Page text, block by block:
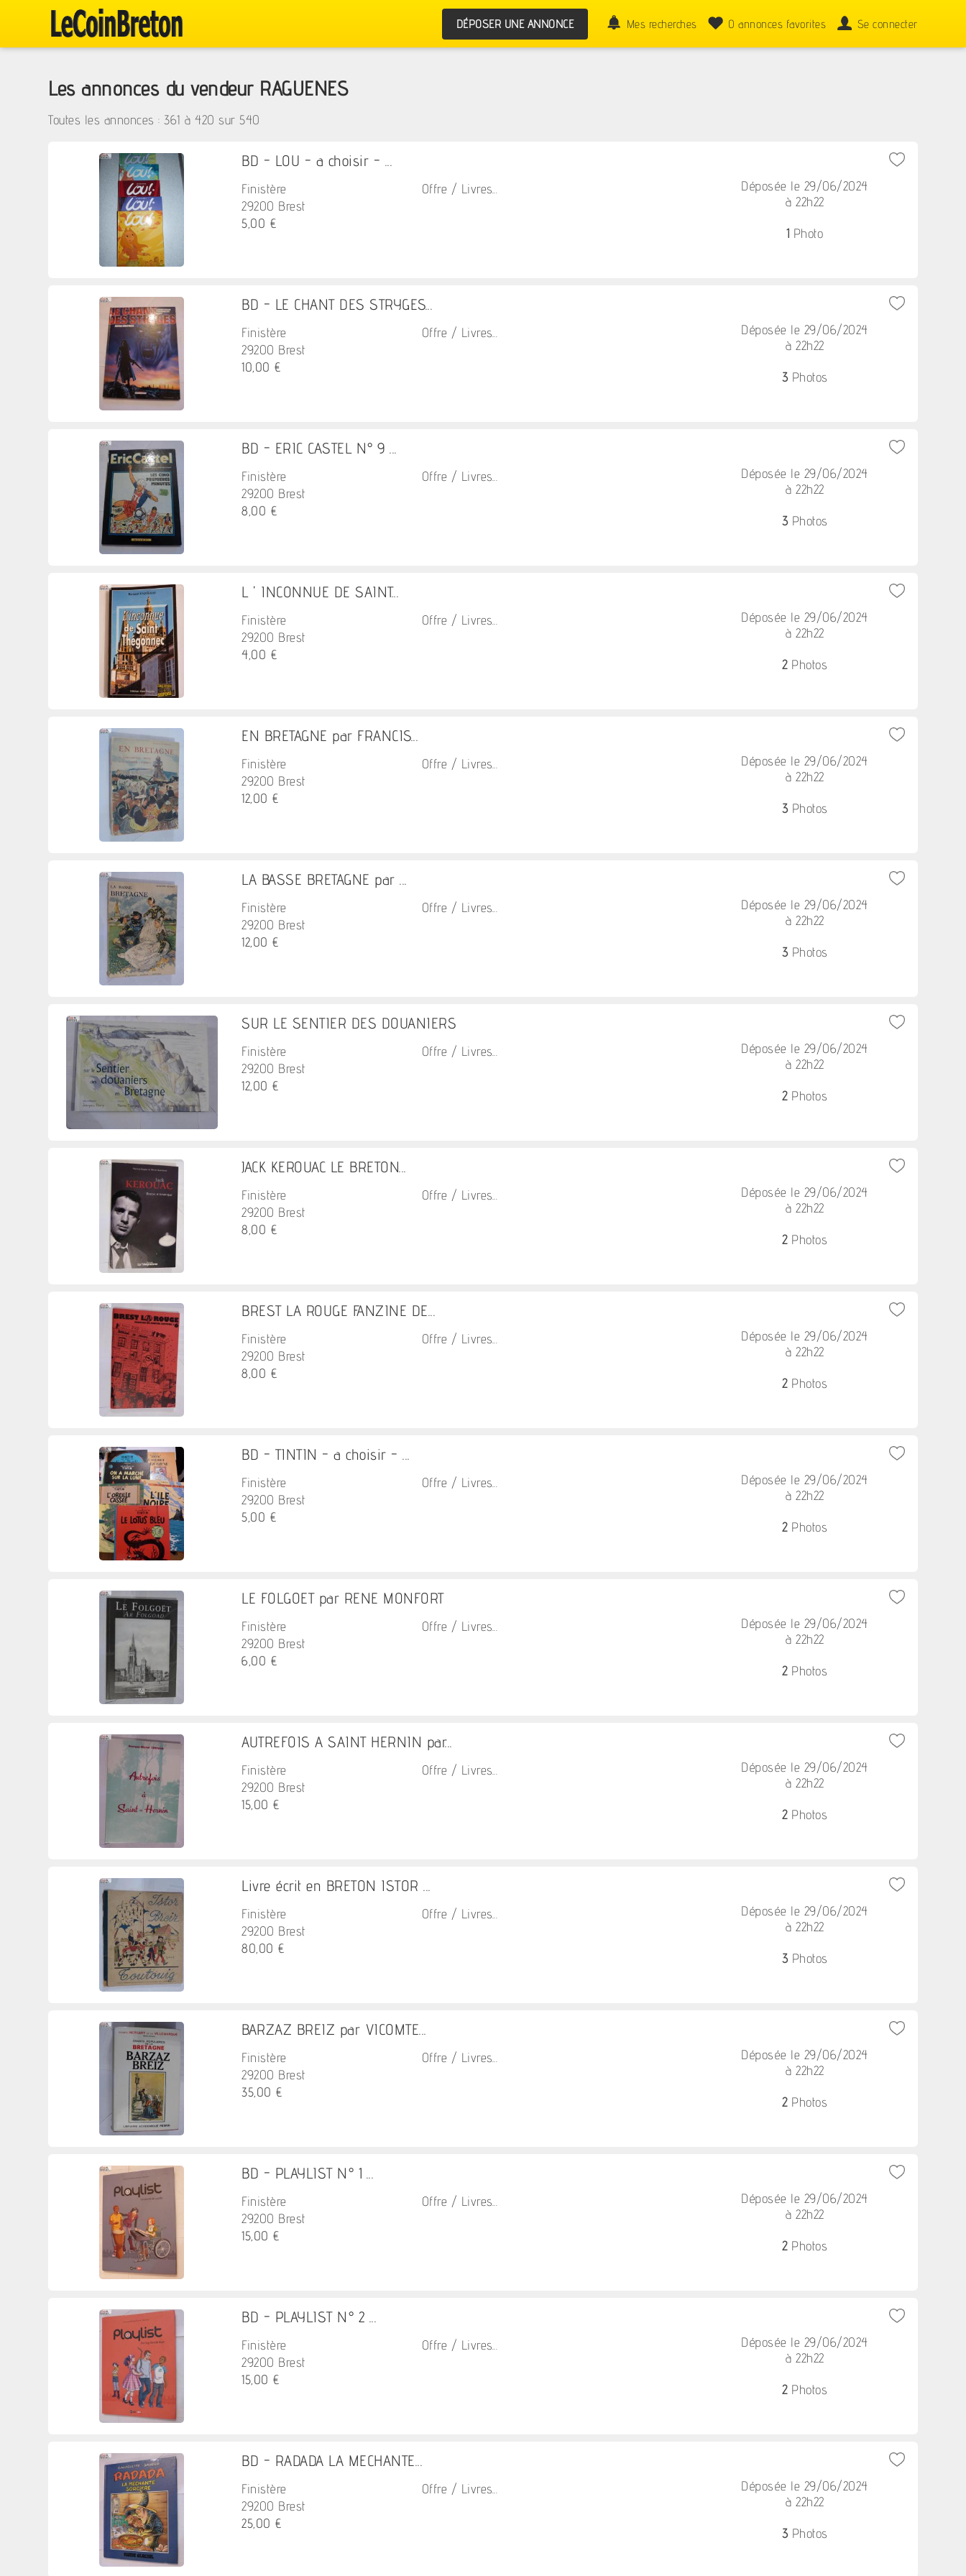
DÉPOSER UNE ANNONCE Mes recherches 0 annonces favorites Se connecter
Les annonces du vendeur RAGUENES
Toutes les annonces : 361 à420 sur540
BD - LOU - a choisir - ...
Finistère
29200 Brest
5,00 €
Offre / Livres...
Déposée le 29/06/2024
à 22h22
1 Photo
BD - LE CHANT DES STRYGES...
Finistère
29200 Brest
10,00 €
Offre / Livres...
Déposée le 29/06/2024
à 22h22
3Photos
BD - ERIC CASTEL N° 9 ...
Finistère
29200 Brest
8,00 €
Offre / Livres...
Déposée le 29/06/2024
à 22h22
3Photos
L ' INCONNUE DE SAINT...
Finistère
29200 Brest
4,00 €
Offre / Livres...
Déposée le 29/06/2024
à 22h22
2Photos
EN BRETAGNE par FRANCIS...
Finistère
29200 Brest
12,00 €
Offre / Livres...
Déposée le 29/06/2024
à 22h22
3Photos
LA BASSE BRETAGNE par ...
Finistère
29200 Brest
12,00 €
Offre / Livres...
Déposée le 29/06/2024
à 22h22
3Photos
SUR LE SENTIER DES DOUANIERS
Finistère
29200 Brest
12,00 €
Offre / Livres...
Déposée le 29/06/2024
à 22h22
2Photos
JACK KEROUAC LE BRETON...
Finistère
29200 Brest
8,00 €
Offre / Livres...
Déposée le 29/06/2024
à 22h22
2Photos
BREST LA ROUGE FANZINE DE...
Finistère
29200 Brest
8,00 €
Offre / Livres...
Déposée le 29/06/2024
à 22h22
2Photos
BD - TINTIN - a choisir - ...
Finistère
29200 Brest
5,00 €
Offre / Livres...
Déposée le 29/06/2024
à 22h22
2Photos
LE FOLGOET par RENE MONFORT
Finistère
29200 Brest
6,00 €
Offre / Livres...
Déposée le 29/06/2024
à 22h22
2Photos
AUTREFOIS A SAINT HERNIN par...
Finistère
29200 Brest
15,00 €
Offre / Livres...
Déposée le 29/06/2024
à 22h22
2Photos
Livre écrit en BRETON ISTOR ...
Finistère
29200 Brest
80,00 €
Offre / Livres...
Déposée le 29/06/2024
à 22h22
3Photos
BARZAZ BREIZ par VICOMTE...
Finistère
29200 Brest
35,00 €
Offre / Livres...
Déposée le 29/06/2024
à 22h22
2Photos
BD - PLAYLIST N° 1 ...
Finistère
29200 Brest
15,00 €
Offre / Livres...
Déposée le 29/06/2024
à 22h22
2Photos
BD - PLAYLIST N° 2 ...
Finistère
29200 Brest
15,00 €
Offre / Livres...
Déposée le 29/06/2024
à 22h22
2Photos
BD - RADADA LA MECHANTE...
Finistère
29200 Brest
25,00 €
Offre / Livres...
Déposée le 29/06/2024
à 22h22
3Photos